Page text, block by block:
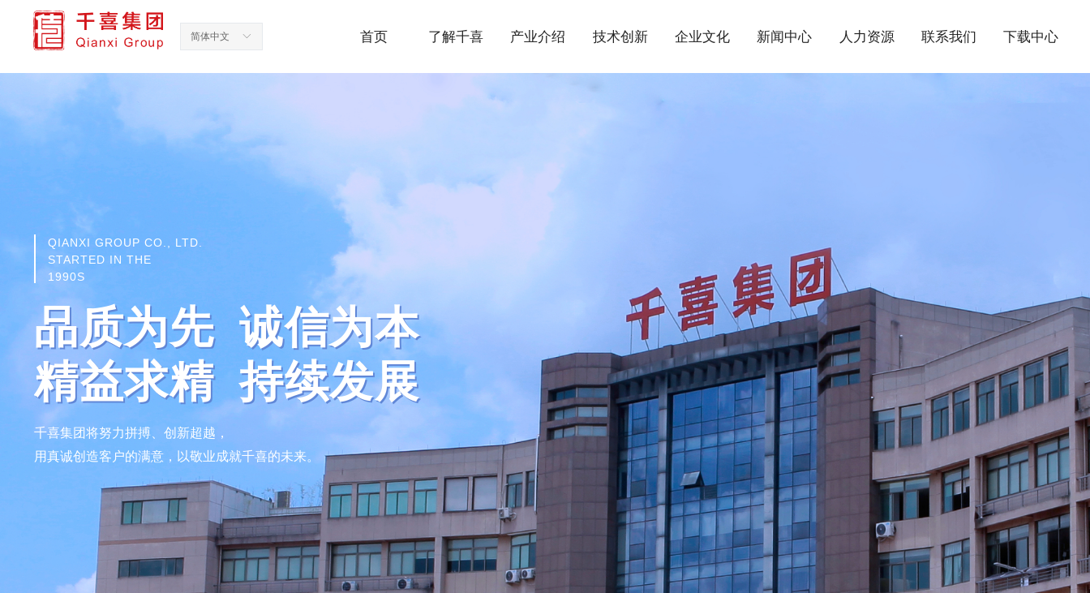
首页 了解千喜 产业介绍 技术创新 企业文化 新闻中心 人力资源 联系我们 下载中心
ꀅ
简体中文
千喜集团将努力拼搏、创新超越，
用真诚创造客户的满意，以敬业成就千喜的未来。
STARTED IN THE
1990S
品质为先 诚信为本
精益求精 持续发展
品质为先 诚信为本
精益求精 持续发展